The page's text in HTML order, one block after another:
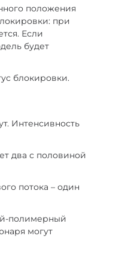
положения
при
Если
будет
блокировки.
Интенсивность
два с половиной
потока – один
полимерный
могут